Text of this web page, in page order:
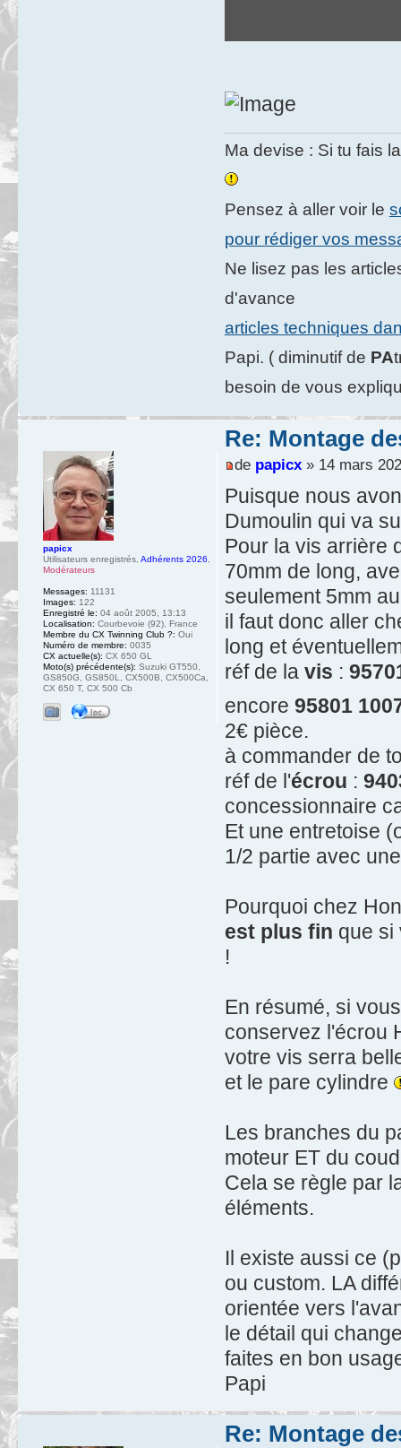
Ma devise : Si tu fais
Pensez à aller voir le
pour rédiger vos
Ne lisez pas les
d'avance
articles techniques
Papi. ( diminutif de PA
besoin de vous
Re: Montage
de papicx» 14 mars
Puisque nous
Dumoulin qui va
Pour la vis arrière
70mm de long,
seulement 5mm
il faut donc aller
long et
réf de la vis :
encore 95801
2€ pièce.
à commander de
réf de l'écrou :
concessionnaire
Et une entretoise
1/2 partie avec
Pourquoi chez
est plus fin que si
!
En résumé, si
conservez l'écrou
votre vis serra
et le pare cylindre
Les branches du
moteur ET du
Cela se règle par
éléments.
Il existe aussi ce
ou custom. LA
orientée vers
le détail qui
faites en bon
Papi
papicx
Utilisateurs enregistrés Adhérents 2026
Modérateurs
Messages: 11131
Images: 122
Enregistré le: 04 août 2005, 13:13
Localisation: Courbevoie (92), France
Membre du CX Twinning Club ?: Oui
Numéro de membre: 0035
CX actuelle(s): CX 650 GL
Moto(s) précédente(s): Suzuki GT550,
GS850G, GS850L, CX500B, CX500Ca,
CX 650 T, CX 500 Cb
Re: Montage